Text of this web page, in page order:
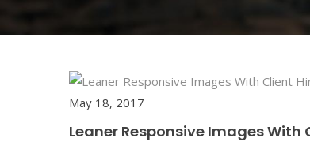
May 18, 2017
Leaner Responsive Images With